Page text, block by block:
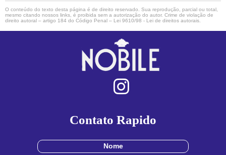
O conteúdo do texto desta página é de direito reservado. Sua reprodução, parcial ou total,
mesmo citando nossos links, é proibida sem a autorização do autor. Crime de violação de
direito autoral – artigo 184 do Código Penal – Lei 9610/98 - Lei de direitos autorais.
Contato Rapido